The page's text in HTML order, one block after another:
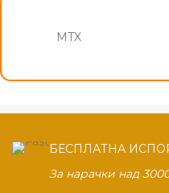
MTX
БЕСПЛАТНА
За нарачки над